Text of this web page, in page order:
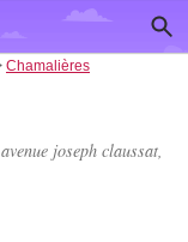
Chamalières
avenue joseph claussat,